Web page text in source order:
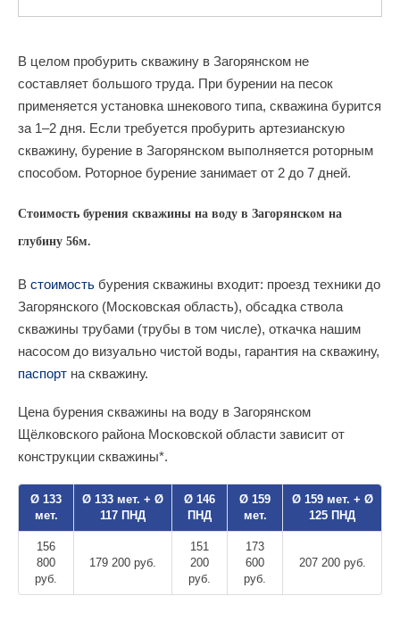
В целом пробурить скважину в Загорянском не
составляет большого труда. При бурении на песок
применяется установка шнекового типа, скважина бурится
за 1–2 дня. Если требуется пробурить артезианскую
скважину, бурение в Загорянском выполняется роторным
способом. Роторное бурение занимает от 2 до 7 дней.
Стоимость бурения скважины на воду в Загорянском на
глубину 56м.
В стоимость бурения скважины входит: проезд техники до
Загорянского (Московская область), обсадка ствола
скважины трубами (трубы в том числе), откачка нашим
насосом до визуально чистой воды, гарантия на скважину,
паспорт на скважину.
Цена бурения скважины на воду в Загорянском
Щёлковского района Московской области зависит от
конструкции скважины*.
Ø 133
мет.
Ø 133 мет. + Ø
117 ПНД
Ø 146
ПНД
Ø 159
мет.
Ø 159 мет. + Ø
125 ПНД
156
800
руб.
179 200 руб.
151
200
руб.
173
600
руб.
207 200 руб.